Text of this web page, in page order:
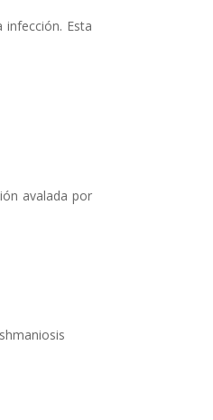
Esta
avalada por